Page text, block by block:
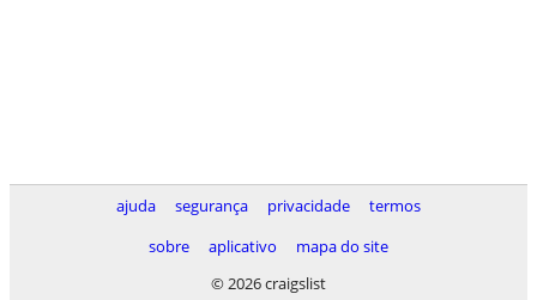
ajuda segurança privacidade
termos
sobre
aplicativo
mapa do site
© 2026 craigslist